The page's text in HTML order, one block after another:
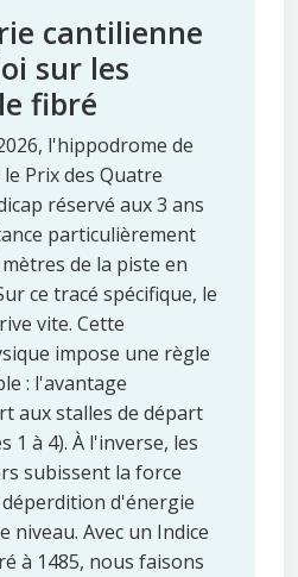
cantilienne
sur les
fibré
l'hippodrome de
Prix des Quatre
réservé aux 3 ans
particulièrement
de la piste en
ce tracé spécifique, le
vite. Cette
impose une règle
: l'avantage
aux stalles de départ
1 à 4). À l'inverse, les
subissent la force
d'énergie
niveau. Avec un Indice
à 1485, nous faisons